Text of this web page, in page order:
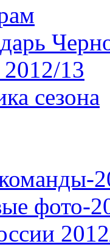
13
сезона
фото-